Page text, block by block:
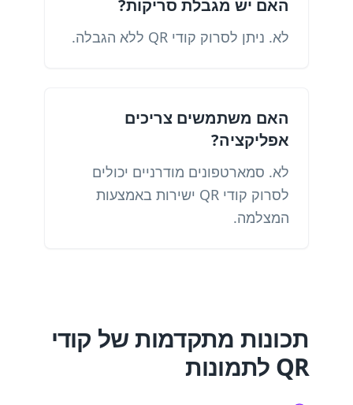
האם יש מגבלת סריקות?
לא. ניתן לסרוק קודי QR ללא הגבלה.
האם משתמשים צריכים
אפליקציה?
לא. סמארטפונים מודרניים יכולים
לסרוק קודי QR ישירות באמצעות
המצלמה.
תכונות מתקדמות של קודי
QR לתמונות